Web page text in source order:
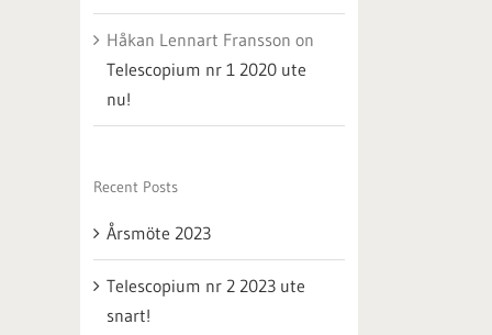
Håkan Lennart Fransson on
Telescopium nr 1 2020 ute
nu!
Recent Posts
Årsmöte 2023
Telescopium nr 2 2023 ute
snart!